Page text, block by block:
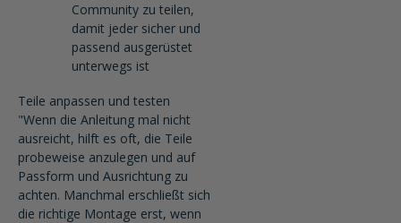
Community zu teilen,
damit jeder sicher und
passend ausgerüstet
unterwegs ist
Teile anpassen und testen
"Wenn die Anleitung mal nicht
ausreicht, hilft es oft, die Teile
probeweise anzulegen und auf
Passform und Ausrichtung zu
achten. Manchmal erschließt sich
die richtige Montage erst, wenn